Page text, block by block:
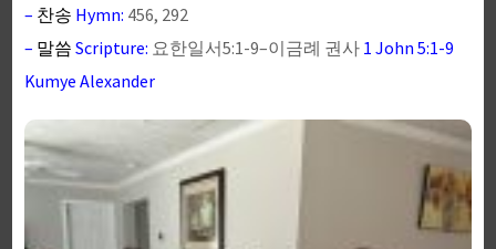
– 찬송 Hymn: 456, 292
– 말씀 Scripture: 요한일서5:1-9–이금례 권사 1 John 5:1-9
Kumye Alexander